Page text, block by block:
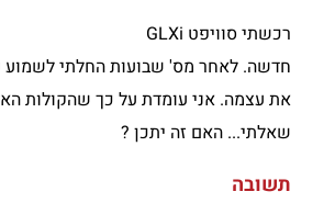
רכשתי סוויפט GLXi
את עצמה. אני עומדת על כך שהקולות
שאלתי... האם זה יתכן ?
תשובה